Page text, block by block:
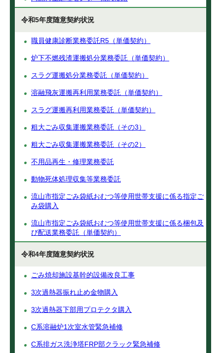
令和5年度随意契約状況
職員健康診断業務委託R5（単価契約）
炉下不燃残渣運搬処分業務委託（単価契約）
スラグ運搬処分業務委託（単価契約）
溶融飛灰運搬再利用業務委託（単価契約）
スラグ運搬再利用業務委託（単価契約）
粗大ごみ収集運搬業務委託（その3）
粗大ごみ収集運搬業務委託（その2）
不用品再生・修理業務委託
動物死体処理収集等業務委託
流山市指定ごみ袋紙おむつ等使用世帯支援に係る指定ご
み袋購入
流山市指定ごみ袋紙おむつ等使用世帯支援に係る梱包及
び配送業務委託（単価契約）
令和4年度随意契約状況
ごみ焼却施設基幹的設備改良工事
3次過熱器振れ止め金物購入
3次過熱器下部用プロテクタ購入
C系溶融炉1次室水管緊急補修
C系排ガス洗浄塔FRP部クラック緊急補修